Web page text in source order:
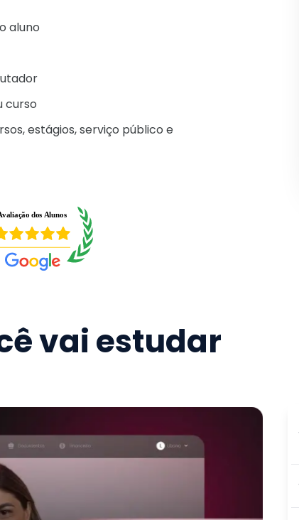
aluno
curso
estágios, serviço público e
vai estudar